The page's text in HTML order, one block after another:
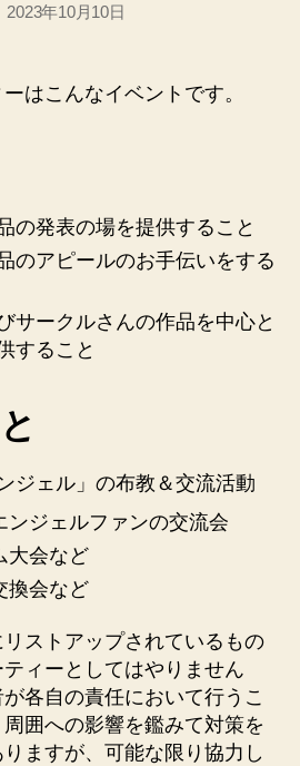
2023年10月10日
はこんなイベントです。
の発表の場を提供すること
のアピールのお手伝いをする
サークルさんの作品を中心と
すること
ジェル」の布教＆交流活動
ンジェルファンの交流会
大会など
換会など
リストアップされているもの
ィーとしてはやりません
各自の責任において行うこ
囲への影響を鑑みて対策を
ますが、可能な限り協力し